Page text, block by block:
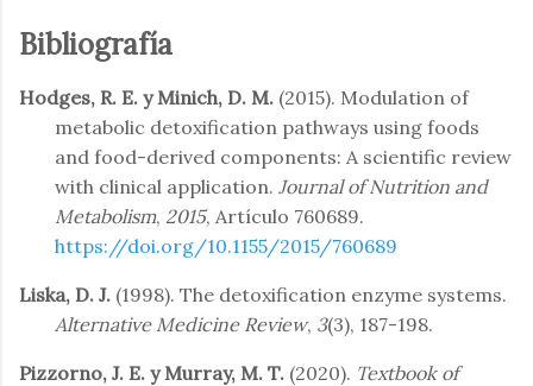
Bibliografía
Hodges, R. E. y Minich, D. M. (2015). Modulation of
metabolic detoxification pathways using foods
and food-derived components: A scientific review
with clinical application. Journal of Nutrition and
Metabolism, 2015, Artículo 760689.
https://doi.org/10.1155/2015/760689
Liska, D. J. (1998). The detoxification enzyme systems.
Alternative Medicine Review, 3(3), 187-198.
Pizzorno, J. E. y Murray, M. T. (2020). Textbook of